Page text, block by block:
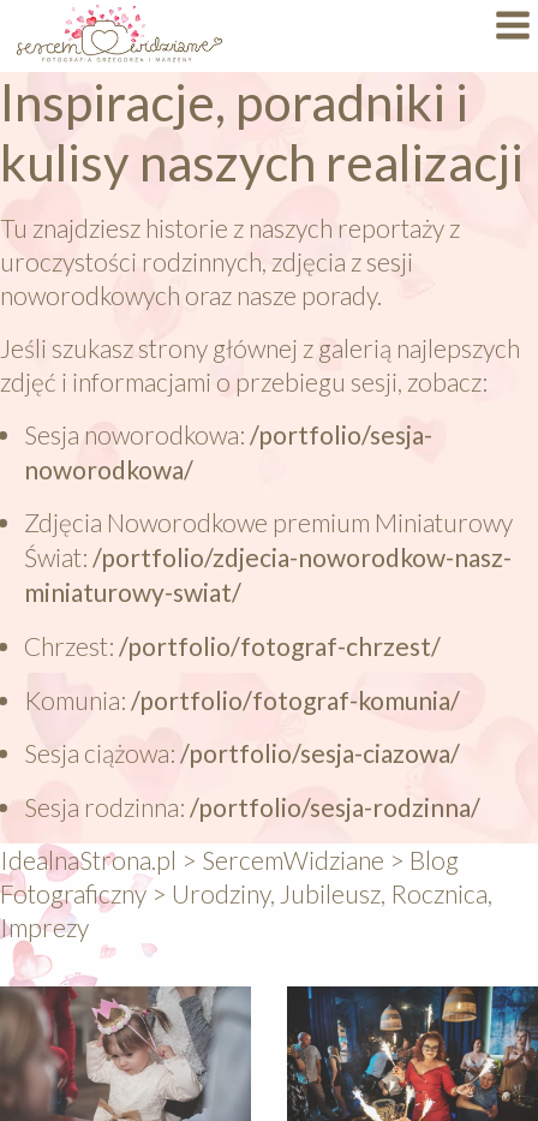
Dlaczego My?
Specjalizacje
BLOG
Autorskie Projekty
Oferty
Inspiracje, poradniki i
kulisy naszych realizacji
Tu znajdziesz historie z naszych reportaży z
uroczystości rodzinnych, zdjęcia z sesji
noworodkowych oraz nasze porady.
Jeśli szukasz strony głównej z galerią najlepszych
zdjęć i informacjami o przebiegu sesji, zobacz:
Sesja noworodkowa: /portfolio/sesja-
noworodkowa/
Zdjęcia Noworodkowe premium Miniaturowy
Świat: /portfolio/zdjecia-noworodkow-nasz-
miniaturowy-swiat/
Chrzest: /portfolio/fotograf-chrzest/
Komunia: /portfolio/fotograf-komunia/
Sesja ciążowa: /portfolio/sesja-ciazowa/
Sesja rodzinna: /portfolio/sesja-rodzinna/
IdealnaStrona.pl > SercemWidziane > Blog
Fotograficzny > Urodziny, Jubileusz, Rocznica,
Imprezy
640 640